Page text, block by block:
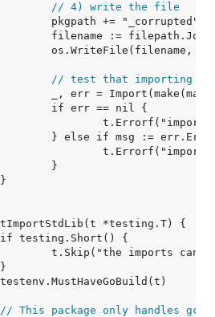
// 4) write the file
// test that importing
// This package only handles gc